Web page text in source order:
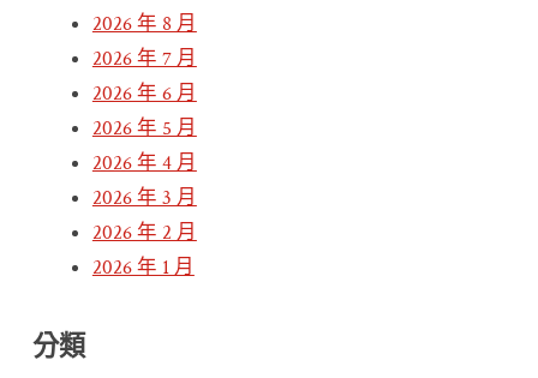
2026 年 8 月
2026 年 7 月
2026 年 6 月
2026 年 5 月
2026 年 4 月
2026 年 3 月
2026 年 2 月
2026 年 1 月
分類